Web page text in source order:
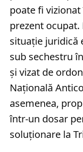
poate fi
prezent
situație juridică
sub sechestru
și vizat de
Națională
asemenea,
într-un dosar
soluționare la